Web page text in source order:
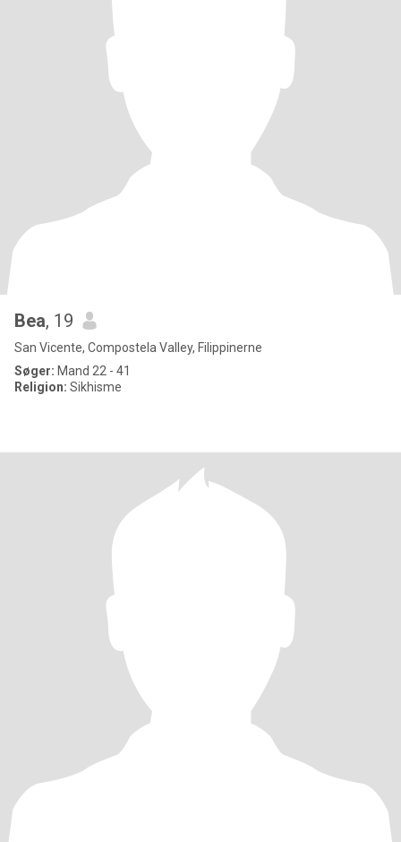
Bea, 19
San Vicente, Compostela Valley, Filippinerne
Søger: Mand 22 - 41
Religion: Sikhisme